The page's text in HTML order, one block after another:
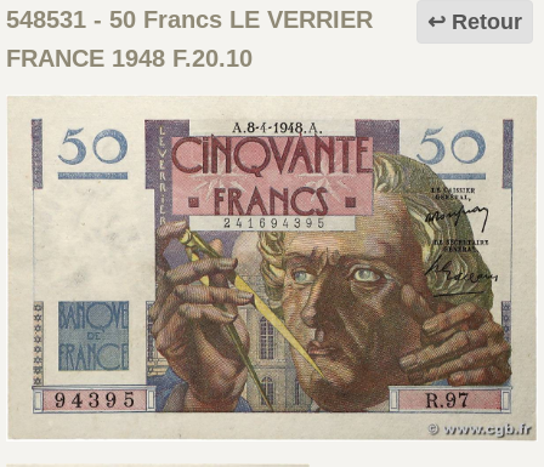
Retour
548531- 50 Francs LE VERRIER
FRANCE 1948 F.20.10